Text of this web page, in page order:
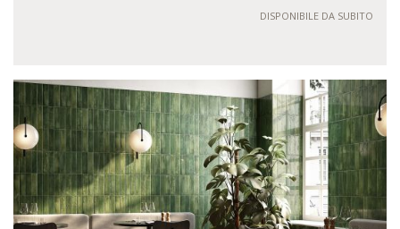
DISPONIBILE DA SUBITO